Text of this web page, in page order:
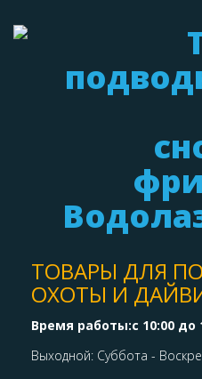
ТОВАРЫ ДЛЯ
ОХОТЫ И
Время работы:с 10:00 до
Выходной: Суббота -